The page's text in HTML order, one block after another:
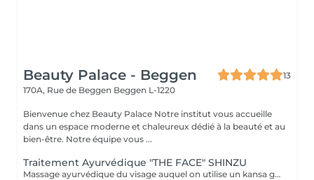
Beauty Palace - Beggen
13
170A, Rue de Beggen Beggen L-1220
Bienvenue chez Beauty Palace Notre institut vous accueille
dans un espace moderne et chaleureux dédié à la beauté et au
bien-être. Notre équipe vous ...
Traitement Ayurvédique "THE FACE" SHINZU
Massage ayurvédique du visage auquel on utilise un kansa guérisseur de L'Inde. Celui-ci permet de rééquilibrer les énergies au corps, agit sur des points d'acupression pour améliorer la circulation, détendre les muscles, drainer, anti-stresse et raffermir l'ovale du visage. Résultats: *Détente *Peau lumineuse *Amélioration du tonus musculaire *Diminution des tensions faciales *Améliore les maux de tête *Anti-stress *Draine